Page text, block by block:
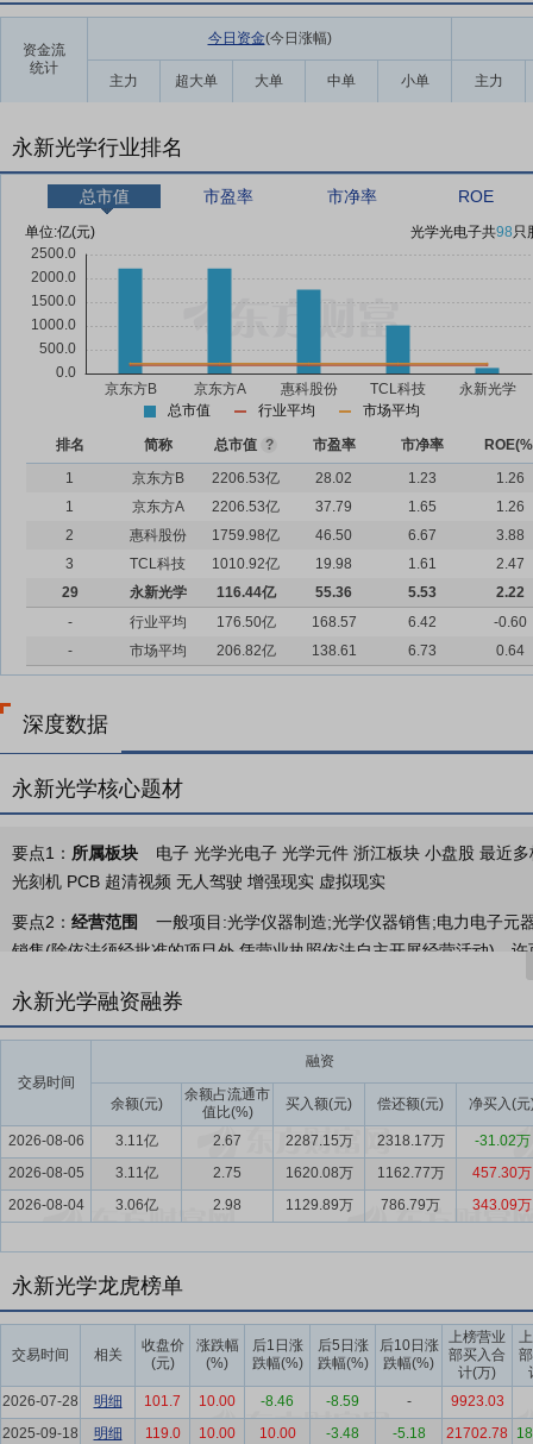
资金流
统计
今日资金(今日涨幅)
主力 超大单 大单 中单 小单 主力
永新光学行业排名
总市值 市盈率 市净率 ROE
单位:亿(元) 光学光电子共98只
总市值 行业平均 市场平均
排名 简称 总市值 ? 市盈率 市净率
1
京东方B 2206.53亿 28.02 1.23
1.26
1
京东方A 2206.53亿 37.79 1.65
1.26
2
惠科股份 1759.98亿 46.50 6.67
3.88
3
TCL科技 1010.92亿 19.98 1.61
2.47
29
永新光学 116.44亿 55.36 5.53
2.22
-
行业平均 176.50亿 168.57 6.42
-0.60
-
市场平均 206.82亿 138.61 6.73 0.64
深度数据
永新光学核心题材
要点1： 所属板块
电子 光学光电子 光学元件 浙江板块 小盘股 最近
光刻机 PCB 超清视频 无人驾驶 增强现实 虚拟现实
要点2： 经营范围
一般项目:光学仪器制造;光学仪器销售;电力电子元
销售(除依法须经批准的项目外,凭营业执照依法自主开展经营活动)。
年，公司高端显微镜高速发展，已实现超过5%的国产化替代，市场
突破、实现自主可控的背景下，公司光学显微镜及医疗光学业务将加
致力于实现“在科学仪器与精密光学领域，成为全球信赖与尊重的卓越
要点4：核心光学元组件
在核心光学元组件方面，公司有近30年的
学、半导体光学等领域，积累了众多细分行业世界龙头客户。目前，
要点5： 光学显微镜行业
较小。由于世界各国政府和企业对生命科学研究的重视，加大对显微
间将达到47.29亿美元，2030年将达到67.57亿美元，2025–2030年的
条码扫描仪行业
作为自动识别技术工具，条码扫描仪广泛应
仪、固定式POS扫描器和工业类扫描器。随着全球电子商务、工业自
长周期。据technavio发布的《条码扫描仪市场分析报告（2025年5月
永新光学融资融券
交易时间
融资
余额(元)
余额占流通市
值比(%)
买入额(元) 偿还额(元) 净买入(元
2026-08-06 3.11亿 2.67 2287.15万 2318.17万
-31.02万
2026-08-05
3.11亿 2.75 1620.08万 1162.77万
457.30万
2026-08-04
3.06亿 2.98 1129.89万 786.79万 343.09万
永新光学龙虎榜单
交易时间 相关
收盘价
(元)
涨跌幅
(%)
后1日涨
跌幅(%)
后5日涨
跌幅(%)
后10日涨
跌幅(%)
上榜营业
部买入合
计(万)
2026-07-28
明细 101.7 10.00 -8.46 -8.59 -
9923.03
2025-09-18
明细 119.0 10.00 10.00 -3.48 -5.18 21702.78